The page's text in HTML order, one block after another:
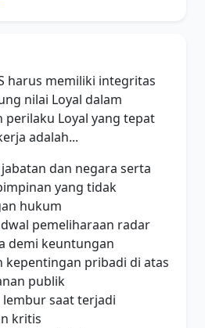
harus memiliki integritas
nilai Loyal dalam
perilaku Loyal yang tepat
adalah...
dan negara serta
yang tidak
hukum
pemeliharaan radar
demi keuntungan
kepentingan pribadi di atas
publik
saat terjadi
kritis